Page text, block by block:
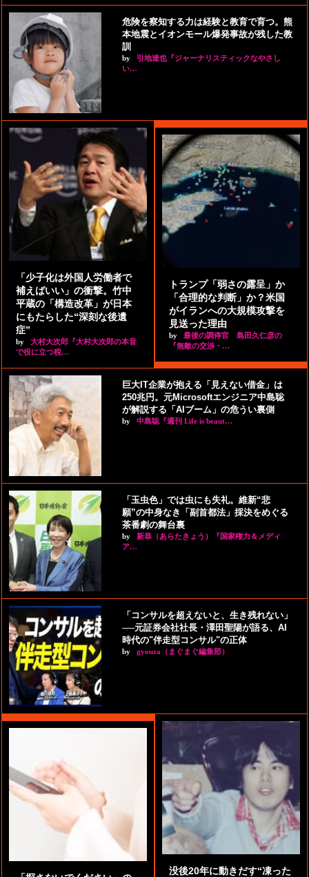
危険を察知する力は経験と教育で育つ。熊
本地震とイオンモール爆発事故が残した教
訓
by
引地達也『ジャーナリスティックなやさし
い…
「少子化は外国人労働者で
補えばいい」の衝撃。竹中
平蔵の「構造改革」が日本
にもたらした“深刻な後遺
症”
by
大村大次郎『大村大次郎の本音
で役に立つ税…
トランプ「弱さの露呈」か
「合理的な判断」か？米国
がイランへの大規模攻撃を
見送った理由
by
最後の調停官 島田久仁彦の
『無敵の交渉・…
巨大IT企業が抱える「見えない借金」は
250兆円。元Microsoftエンジニア中島聡
が解説する「AIブーム」の危うい裏側
by 中島聡『週刊 Life is beaut…
「玉虫色」では虫にも失礼。維新“悲
願”の中身なき「副首都法」採決をめぐる
茶番劇の舞台裏
by
新恭（あらたきょう）『国家権力＆メディ
ア…
「コンサルを超えないと、生き残れない」
──元証券会社社長・澤田聖陽が語る、AI
時代の"伴走型コンサル"の正体
by gyouza（まぐまぐ編集部）
没後20年に動きだす“凍った